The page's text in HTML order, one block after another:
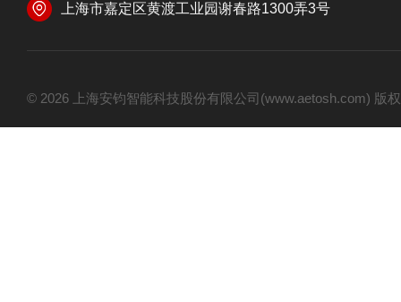
上海市嘉定区黄渡工业园谢春路1300弄3号
© 2026 上海安钧智能科技股份有限公司(www.aetosh.com)